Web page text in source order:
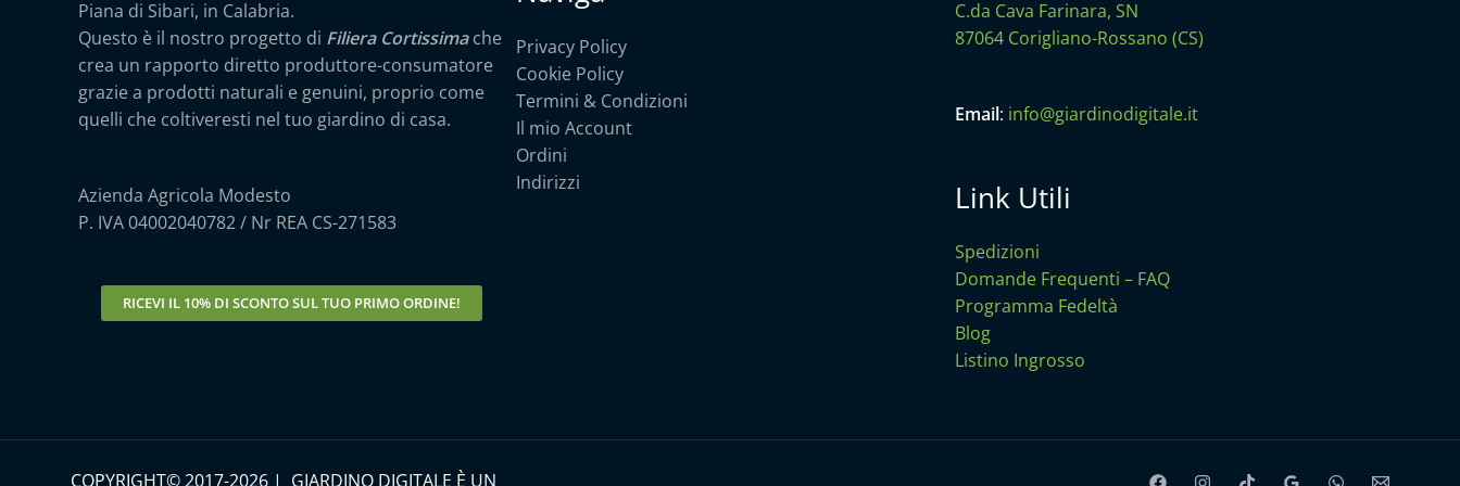
Piana di Sibari, in Calabria.
Questo è il nostro progetto di Filiera Cortissimache
crea un rapporto diretto produttore-consumatore
grazie a prodotti naturali e genuini, proprio come
quelli che coltiveresti nel tuo giardino di casa.
Azienda Agricola Modesto
P. IVA 04002040782 / Nr REA CS-271583
RICEVI IL 10% DI SCONTOSUL TUO PRIMO ORDINE!
Privacy Policy
Cookie Policy
Termini & Condizioni
Il mio Account
Ordini
Indirizzi
C.da Cava Farinara, SN
87064 Corigliano-Rossano (CS)
Email: info@giardinodigitale.it
Link Utili
Spedizioni
Domande Frequenti – FAQ
Programma Fedeltà
Blog
Listino Ingrosso
COPYRIGHT© 2017-2026 | GIARDINO DIGITALE È UN